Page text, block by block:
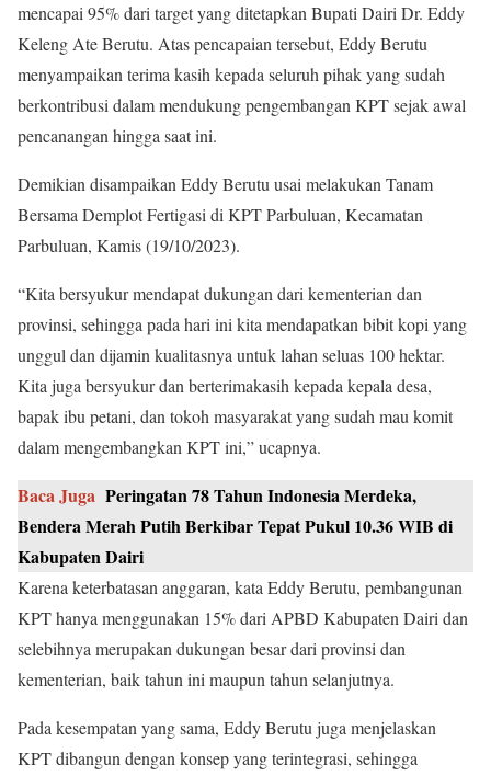
mencapai 95% dari target yang ditetapkan Bupati Dairi Dr. Eddy
Keleng Ate Berutu. Atas pencapaian tersebut, Eddy Berutu
menyampaikan terima kasih kepada seluruh pihak yang sudah
berkontribusi dalam mendukung pengembangan KPT sejak awal
pencanangan hingga saat ini.
Demikian disampaikan Eddy Berutu usai melakukan Tanam
Bersama Demplot Fertigasi di KPT Parbuluan, Kecamatan
Parbuluan, Kamis (19/10/2023).
“Kita bersyukur mendapat dukungan dari kementerian dan
provinsi, sehingga pada hari ini kita mendapatkan bibit kopi yang
unggul dan dijamin kualitasnya untuk lahan seluas 100 hektar.
Kita juga bersyukur dan berterimakasih kepada kepala desa,
bapak ibu petani, dan tokoh masyarakat yang sudah mau komit
dalam mengembangkan KPT ini,” ucapnya.
Baca Juga Peringatan 78 Tahun Indonesia Merdeka,
Bendera Merah Putih Berkibar Tepat Pukul 10.36 WIB di
Kabupaten Dairi
Karena keterbatasan anggaran, kata Eddy Berutu, pembangunan
KPT hanya menggunakan 15% dari APBD Kabupaten Dairi dan
selebihnya merupakan dukungan besar dari provinsi dan
kementerian, baik tahun ini maupun tahun selanjutnya.
Pada kesempatan yang sama, Eddy Berutu juga menjelaskan
KPT dibangun dengan konsep yang terintegrasi, sehingga